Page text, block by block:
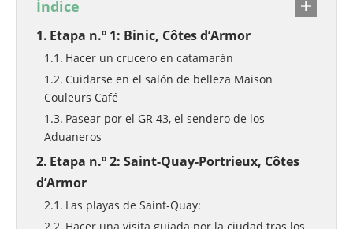
Índice
Etapa n.º 1: Binic, Côtes d’Armor
Hacer un crucero en catamarán
Cuidarse en el salón de belleza Maison
Couleurs Café
Pasear por el GR 43, el sendero de los
Aduaneros
Etapa n.º 2: Saint-Quay-Portrieux, Côtes
d’Armor
Las playas de Saint-Quay: